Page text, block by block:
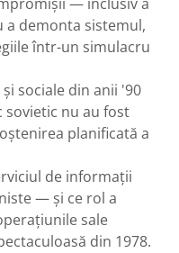
demonta sistemul,
într-un simulacru
sociale din anii '90
sovietic nu au fost
planificată a
de informații
— și ce rol a
sale
din 1978.